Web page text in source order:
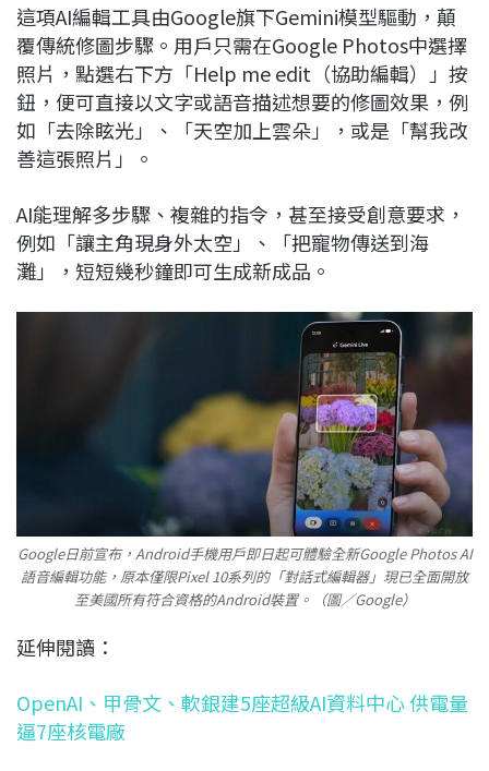
這項AI編輯工具由Google旗下Gemini模型驅動，顛
覆傳統修圖步驟。用戶只需在Google Photos中選擇
照片，點選右下方「Help me edit（協助編輯）」按
鈕，便可直接以文字或語音描述想要的修圖效果，例
如「去除眩光」、「天空加上雲朵」，或是「幫我改
善這張照片」。
AI能理解多步驟、複雜的指令，甚至接受創意要求，
例如「讓主角現身外太空」、「把寵物傳送到海
灘」，短短幾秒鐘即可生成新成品。
Google日前宣布，Android手機用戶即日起可體驗全新Google Photos AI
語音編輯功能，原本僅限Pixel 10系列的「對話式編輯器」現已全面開放
至美國所有符合資格的Android裝置。（圖／Google）
延伸閱讀：
OpenAI、甲骨文、軟銀建5座超級AI資料中心 供電量
逼7座核電廠